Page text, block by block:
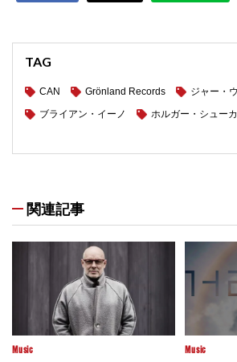
TAG
CAN Grönland Records
ジャー・
ブライアン・イーノ
ホルガー・シュー
関連記事
Music
Music